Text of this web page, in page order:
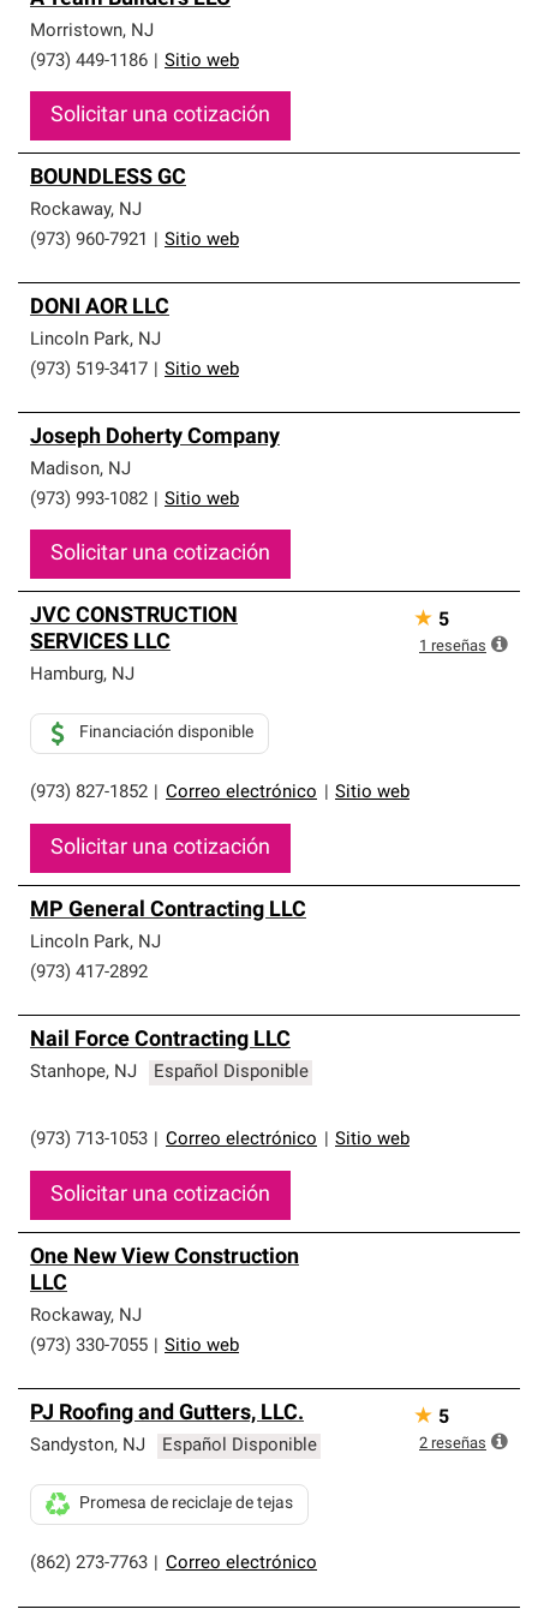
Morristown, NJ
(973) 449-1186
Sitio web
Solicitar una cotización
BOUNDLESS GC
Rockaway, NJ
(973) 960-7921
Sitio web
DONI AOR LLC
Lincoln Park, NJ
(973) 519-3417
Sitio web
Joseph Doherty Company
Madison, NJ
(973) 993-1082
Sitio web
Solicitar una cotización
JVC CONSTRUCTION
SERVICES LLC
Hamburg, NJ
(973) 827-1852 Correo electrónico Sitio web
Financiación disponible
Solicitar una cotización
★ 5
1 reseñas
MP General Contracting LLC
Lincoln Park, NJ
(973) 417-2892
Nail Force Contracting LLC
Stanhope, NJ Español Disponible
(973) 713-1053 Correo electrónico Sitio web
Solicitar una cotización
One New View Construction
LLC
Rockaway, NJ
(973) 330-7055
Sitio web
PJ Roofing and Gutters, LLC.
Sandyston, NJ Español Disponible
(862) 273-7763 Correo electrónico
Promesa de reciclaje de tejas
★ 5
2 reseñas